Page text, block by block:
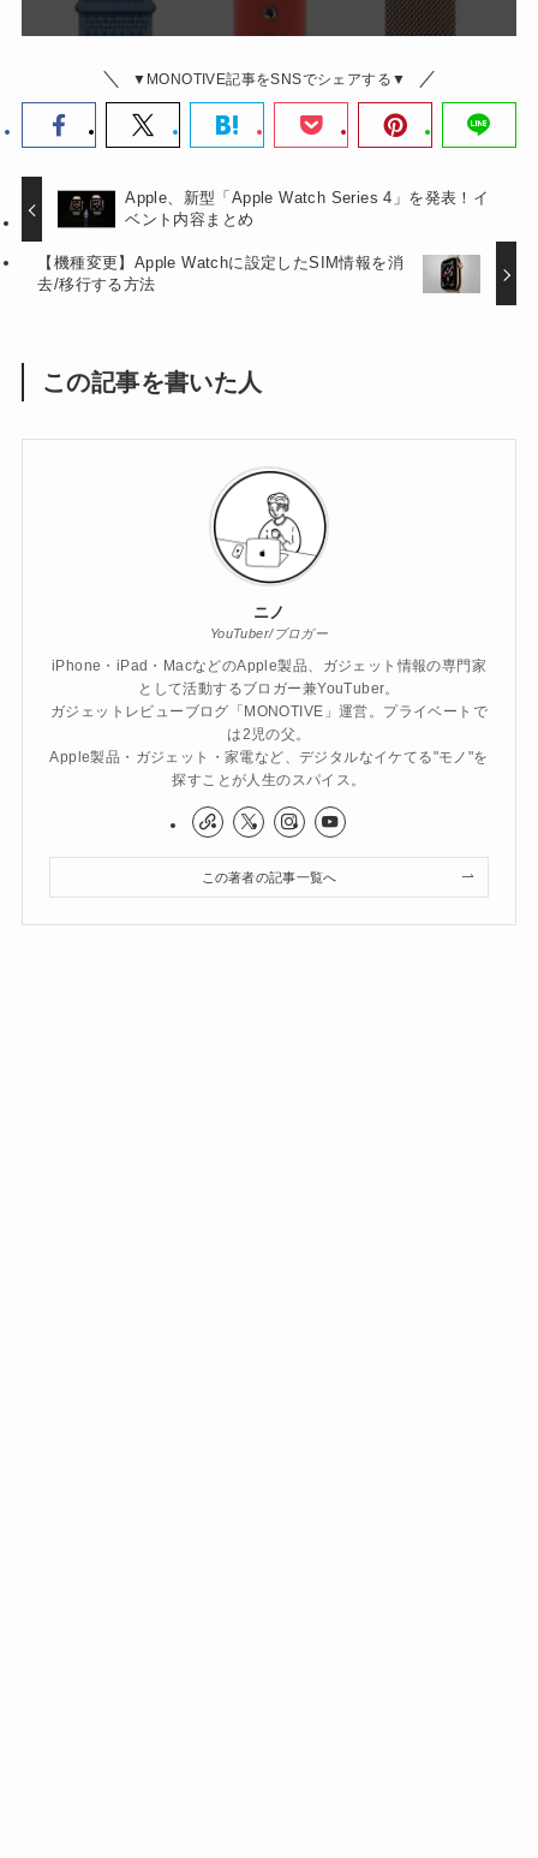
▼MONOTIVE記事をSNSでシェアする▼
Apple、新型「Apple Watch Series 4」を発表！イ
ベント内容まとめ
【機種変更】Apple Watchに設定したSIM情報を消
去/移行する方法
この記事を書いた人
ニノ
YouTuber/ブロガー
iPhone・iPad・MacなどのApple製品、ガジェット情報の専門家
として活動するブロガー兼YouTuber。
ガジェットレビューブログ「MONOTIVE」運営。プライベートで
は2児の父。
Apple製品・ガジェット・家電など、デジタルなイケてる"モノ"を
探すことが人生のスパイス。
この著者の記事一覧へ